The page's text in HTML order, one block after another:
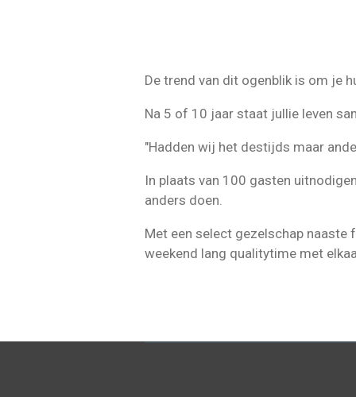
De trend van dit ogenblik is om je
Na 5 of 10 jaar staat jullie leven
"Hadden wij het destijds maar
In plaats van 100 gasten
anders doen.
Met een select gezelschap naaste
weekend lang qualitytime met